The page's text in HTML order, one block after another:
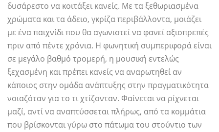
δυσάρεστο να κοιτάξει κανείς. Με τα ξεθωριασμένα
χρώματα και τα άδειο, γκρίζα περιβάλλοντα, μοιάζει
με ένα παιχνίδι που θα αγωνιστεί να φανεί αξιοπρεπές
πριν από πέντε χρόνια. Η φωνητική συμπεριφορά είναι
σε μεγάλο βαθμό τρομερή, η μουσική εντελώς
ξεχασμένη και πρέπει κανείς να αναρωτηθεί αν
κάποιος στην ομάδα ανάπτυξης στην πραγματικότητα
νοιαζόταν για το τι χτίζονταν. Φαίνεται να ρίχνεται
μαζί, αντί να αναπτύσσεται πλήρως, από τα κομμάτια
που βρίσκονται γύρω στο πάτωμα του στούντιο των